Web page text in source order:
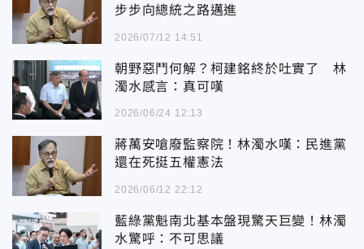
步步向總統之路邁進
2026/07/12 14:51
朝野惡鬥何解？柯建銘終於吐實了 林
濁水感言：真可嘆
2026/06/24 12:13
蔣萬安嗆廢監察院！林濁水嘆：民進黨
還在死挺五權憲法
2026/06/12 22:12
藍綠黨魁南北基本盤現驚天巨變！林濁
水驚呼：不可思議